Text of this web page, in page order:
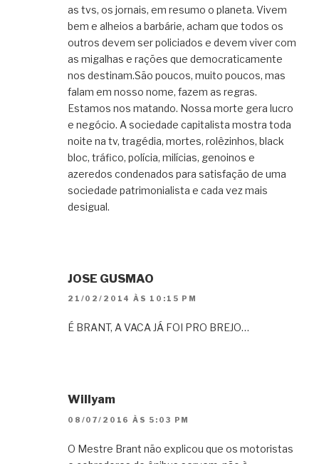
as tvs, os jornais, em resumo o planeta. Vivem
bem e alheios a barbárie, acham que todos os
outros devem ser policiados e devem viver com
as migalhas e rações que democraticamente
nos destinam.São poucos, muito poucos, mas
falam em nosso nome, fazem as regras.
Estamos nos matando. Nossa morte gera lucro
e negócio. A sociedade capitalista mostra toda
noite na tv, tragédia, mortes, rolêzinhos, black
bloc, tráfico, polícia, milícias, genoinos e
azeredos condenados para satisfação de uma
sociedade patrimonialista e cada vez mais
desigual.
JOSE GUSMAO
21/02/2014 ÀS 10:15 PM
É BRANT, A VACA JÁ FOI PRO BREJO…
Willyam
08/07/2016 ÀS 5:03 PM
O Mestre Brant não explicou que os motoristas